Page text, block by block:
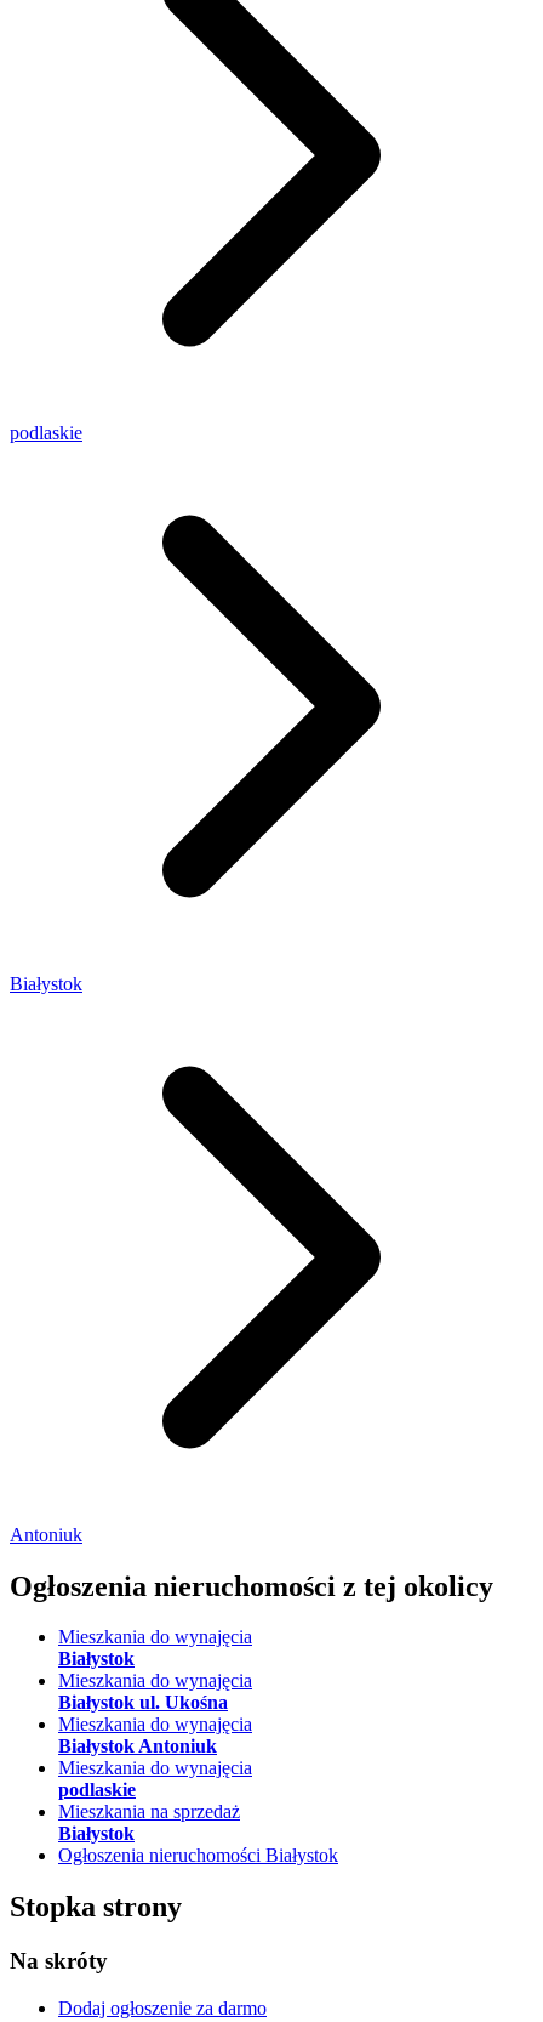
podlaskie
Białystok
Antoniuk
Ogłoszenia nieruchomości z tej okolicy
Mieszkania do wynajęcia
Białystok
Mieszkania do wynajęcia
Białystok ul. Ukośna
Mieszkania do wynajęcia
Białystok Antoniuk
Mieszkania do wynajęcia
podlaskie
Mieszkania na sprzedaż
Białystok
Ogłoszenia nieruchomości Białystok
Stopka strony
Na skróty
Dodaj ogłoszenie za darmo